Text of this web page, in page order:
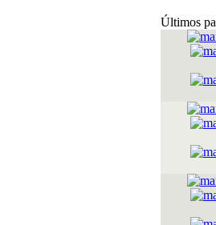
Últimos